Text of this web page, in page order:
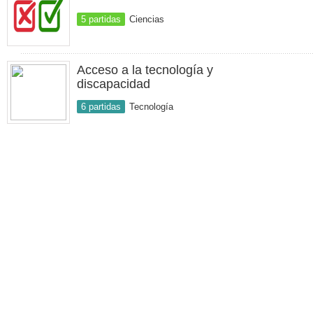
5 partidas Ciencias
Acceso a la tecnología y
discapacidad
6 partidas Tecnología